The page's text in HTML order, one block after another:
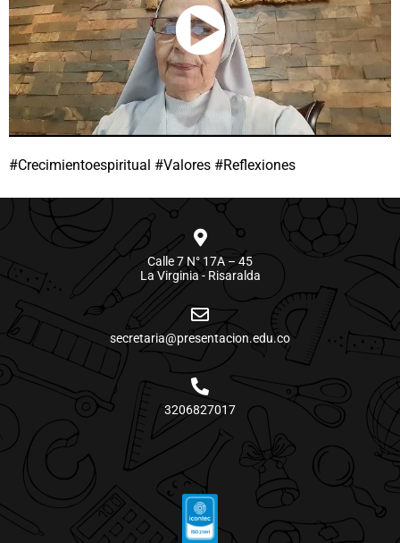
#Crecimientoespiritual #Valores #Reflexiones
Calle 7 N° 17A – 45
La Virginia - Risaralda
secretaria@presentacion.edu.co
3206827017